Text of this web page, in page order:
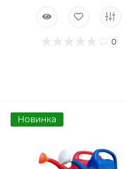
0
Новинка